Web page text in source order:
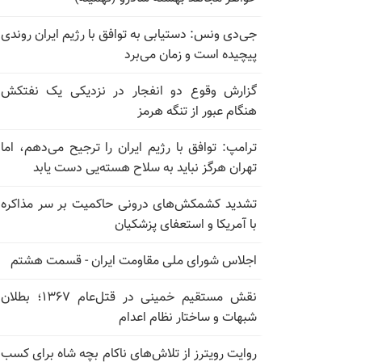
جی‌دی ونس: دستیابی به توافق با رژیم ایران روندی
پیچیده است و زمان می‌برد
گزارش وقوع دو انفجار در نزدیکی یک نفتکش
هنگام عبور از تنگه هرمز
ترامپ: توافق با رژیم ایران را ترجیح می‌دهم، اما
تهران هرگز نباید به سلاح هسته‌یی دست یابد
تشدید کشمکش‌های درونی حاکمیت بر سر مذاکره
با آمریکا و استعفای پزشکیان
اجلاس شورای ملی مقاومت ایران - قسمت هشتم
نقش مستقیم خمینی در قتل‌عام ۱۳۶۷؛ بطلان
شبهات و ساختار نظام اعدام
روایت رویترز از تلاش‌های ناکام بچه شاه برای کسب